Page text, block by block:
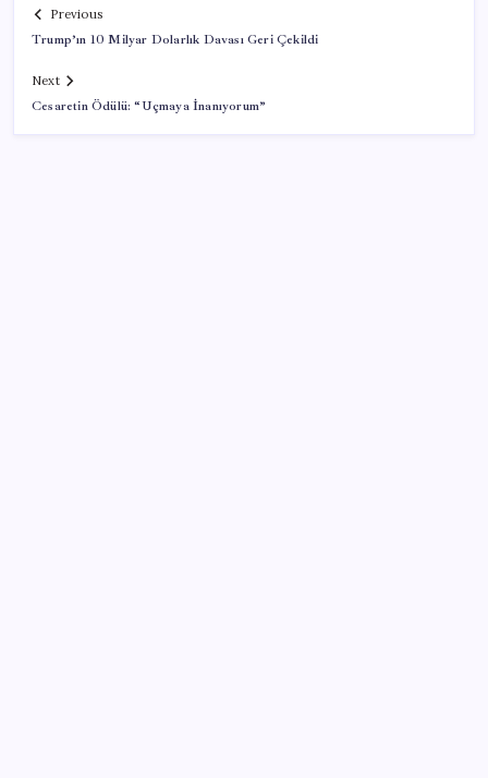
Previous
Trump’ın 10 Milyar Dolarlık Davası Geri Çekildi
Next
Cesaretin Ödülü: “Uçmaya İnanıyorum”